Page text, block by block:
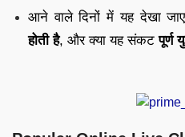
आने वाले दिनों में यह देखा
होती है, और क्या यह संकटपूर्ण